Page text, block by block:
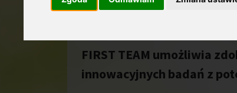
FIRST TEAM umożliwia
innowacyjnych badań z